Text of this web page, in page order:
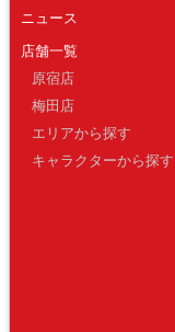
ニュース
店舗一覧
原宿店
梅田店
エリアから探す
キャラクターから探す